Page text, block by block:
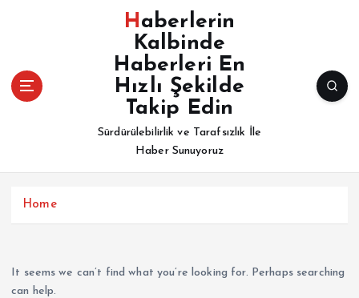
l
Haberlerin
Kalbinde
Haberleri En
Hızlı Şekilde
Takip Edin
Sürdürülebilirlik ve Tarafsızlık İle
Haber Sunuyoruz
Home
It seems we can’t find what you’re looking for. Perhaps searching
can help.